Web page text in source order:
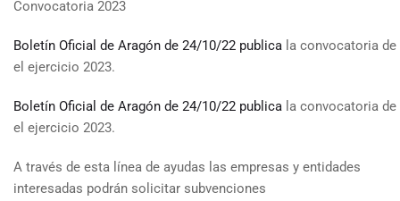
Convocatoria 2023
Boletín Oficial de Aragón de 24/10/22 publica la convocatoria
el ejercicio 2023.
Boletín Oficial de Aragón de 24/10/22 publica la convocatoria
el ejercicio 2023.
A través de esta línea de ayudas las empresas y entidades
interesadas podrán solicitar subvenciones